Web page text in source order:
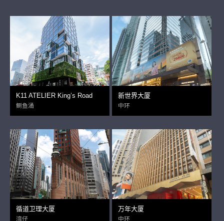
K11 ATELIER King’s Road
鲗鱼涌
新世界大厦
中环
循道卫理大厦
湾仔
万年大厦
中环